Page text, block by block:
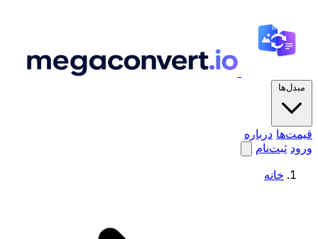
مبدل‌ها
قیمت‌ها درباره
ورود ثبت‌نام
خانه